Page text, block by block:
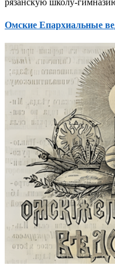
Омские Епархиальные